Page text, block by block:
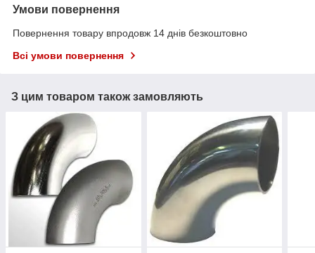
Умови повернення
Повернення товару впродовж 14 днів безкоштовно
Всі умови повернення
З цим товаром також замовляють